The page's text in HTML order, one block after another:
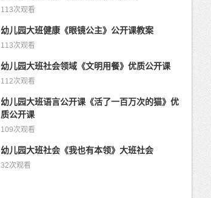
113次观看
幼儿园大班健康《眼镜公主》公开课教案
113次观看
幼儿园大班社会领域《文明用餐》优质公开课
112次观看
幼儿园大班语言公开课《活了一百万次的猫》优
质公开课
109次观看
幼儿园大班社会《我也有本领》大班社会
32次观看